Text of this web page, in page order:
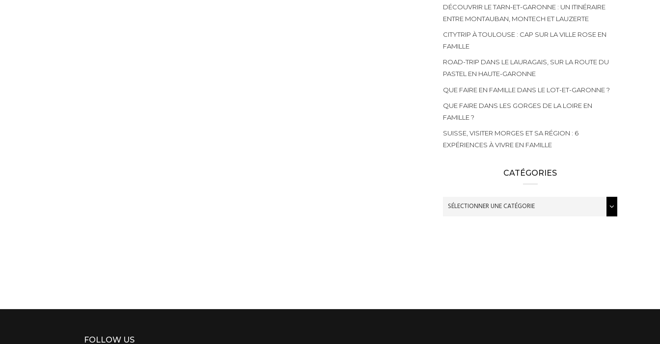
DÉCOUVRIR LE TARN-ET-GARONNE : UN ITINÉRAIRE
ENTRE MONTAUBAN, MONTECH ET LAUZERTE
CITYTRIP À TOULOUSE : CAP SUR LA VILLE ROSE EN
FAMILLE
ROAD-TRIP DANS LE LAURAGAIS, SUR LA ROUTE DU
PASTEL EN HAUTE-GARONNE
QUE FAIRE EN FAMILLE DANS LE LOT-ET-GARONNE ?
QUE FAIRE DANS LES GORGES DE LA LOIRE EN
FAMILLE ?
SUISSE, VISITER MORGES ET SA RÉGION : 6
EXPÉRIENCES À VIVRE EN FAMILLE
CATÉGORIES
FOLLOW US